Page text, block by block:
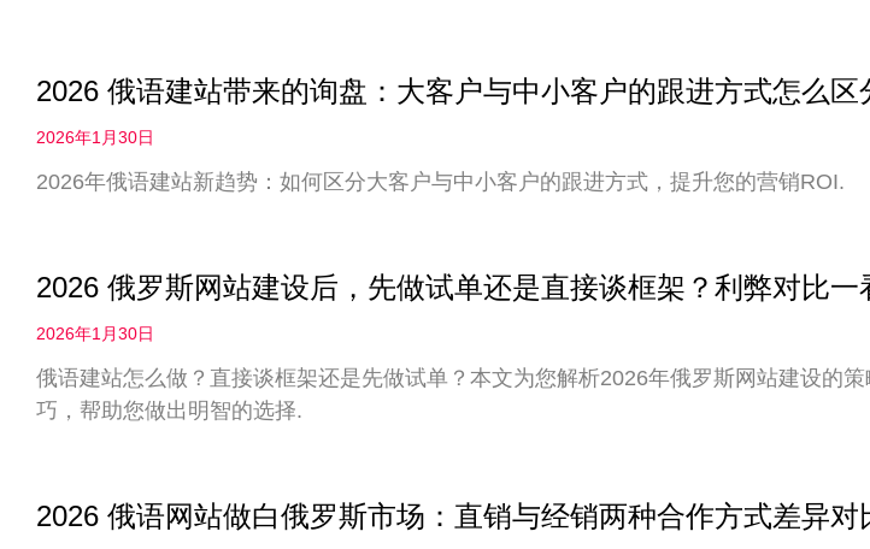
2026 俄语建站带来的询盘：大客户与中小客户的跟进方式怎么区
2026年1月30日
2026年俄语建站新趋势：如何区分大客户与中小客户的跟进方式，提升您的营销ROI.
2026 俄罗斯网站建设后，先做试单还是直接谈框架？利弊对比一
2026年1月30日
俄语建站怎么做？直接谈框架还是先做试单？本文为您解析2026年俄罗斯网站建设的策
巧，帮助您做出明智的选择.
2026 俄语网站做白俄罗斯市场：直销与经销两种合作方式差异对